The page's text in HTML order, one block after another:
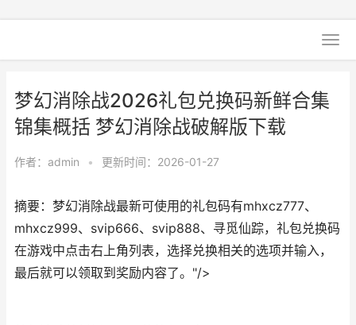
梦幻消除战2026礼包兑换码新鲜合集
锦集概括 梦幻消除战破解版下载
作者： admin • 更新时间：2026-01-27
摘要：梦幻消除战最新可使用的礼包码有mhxcz777、
mhxcz999、svip666、svip888、寻觅仙踪，礼包兑换码
在游戏中点击右上角列表，选择兑换相关的选项并输入，
最后就可以领取到奖励内容了。"/>